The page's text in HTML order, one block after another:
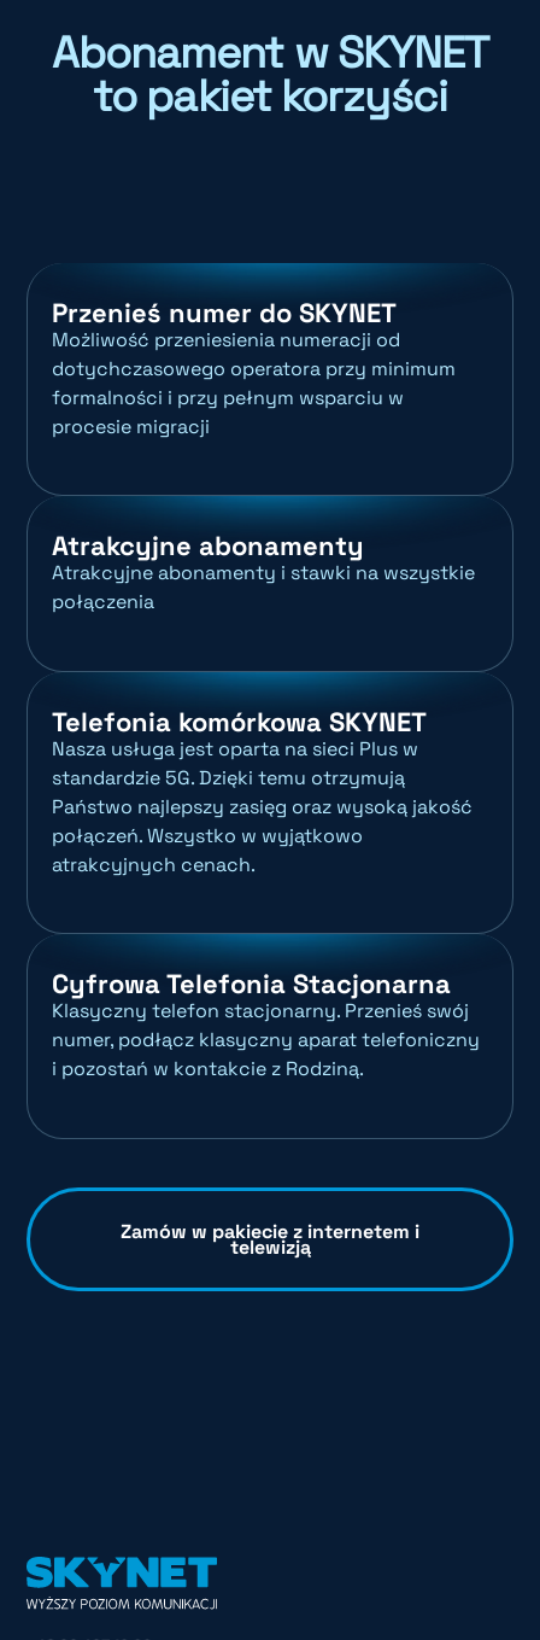
Abonament w SKYNET
to pakiet korzyści
Przenieś numer do SKYNET
Możliwość przeniesienia numeracji od
dotychczasowego operatora przy minimum
formalności i przy pełnym wsparciu w
procesie migracji
Atrakcyjne abonamenty
Atrakcyjne abonamenty i stawki na wszystkie
połączenia
Telefonia komórkowa SKYNET
Nasza usługa jest oparta na sieci Plus w
standardzie 5G. Dzięki temu otrzymują
Państwo najlepszy zasięg oraz wysoką jakość
połączeń. Wszystko w wyjątkowo
atrakcyjnych cenach.
Cyfrowa Telefonia Stacjonarna
Klasyczny telefon stacjonarny. Przenieś swój
numer, podłącz klasyczny aparat telefoniczny
i pozostań w kontakcie z Rodziną.
Zamów w pakiecie z internetem i
telewizją